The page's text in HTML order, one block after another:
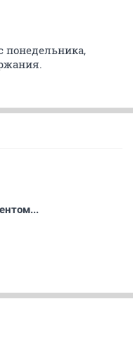
понедельника,